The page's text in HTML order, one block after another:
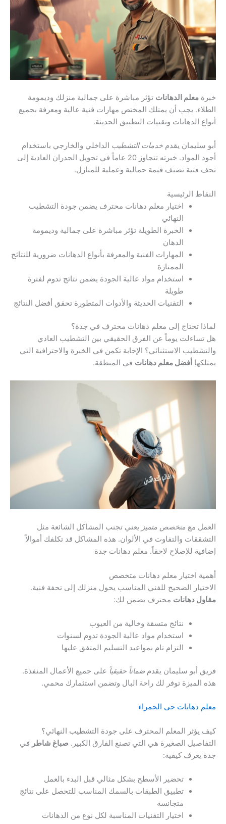
خبرة معلم الدهانات تؤثر مباشرة على جمالية منزلك وديمومة
الطلاء. يجب أن يمتلك المختص مهارات فنية عالية ومعرفة بجميع
أنواع الدهانات وتقنيات التطبيق الحديثة.
أبو سليمان يقدم خدمات التشطيب الداخلي والخارجي باستخدام
أجود المواد. خبرته تتجاوز 20 عاماً في تحويل الجدران العادية إلى
تحف فنية تضيف قيمة جمالية وعملية للمنازل.
النقاط الرئيسية
اختيار معلم دهانات محترف يضمن جودة التشطيب
النهائي
الخبرة الطويلة تؤثر مباشرة على جمالية وديمومة
الدهان
المهارات الفنية والمعرفة بأنواع الدهانات ضرورية للنتائج
الممتازة
استخدام مواد عالية الجودة يضمن نتائج تدوم لفترة
طويلة
التقنيات الحديثة والأدوات المتطورة تحقق أفضل النتائج
لماذا تحتاج إلى معلم دهانات محترف في جدة؟
هل تساءلت يوماً عن الفرق الحقيقي بين التشطيب العادي
والتشطيب الاستثنائي؟ الإجابة تكمن في الخبرة والاحترافية التي
يمتلكها أفضل معلم دهانات في المنطقة.
العمل مع متخصص متميز يعني تجنب المشاكل الشائعة مثل
التشققات والتفاوت في الألوان. هذه المشاكل قد تكلفك أموالاً
إضافية للإصلاح لاحقاً. معلم دهانات جدة
أهمية اختيار معلم دهانات متخصص
الاختيار الصحيح للفني المناسب يحول منزلك إلى تحفة فنية.
مقاول دهانات محترف يضمن لك:
نتائج متسقة وخالية من العيوب
استخدام مواد عالية الجودة تدوم لسنوات
التزام تام بمواعيد التسليم المتفق عليها
فريق أبو سليمان يقدم ضماناً حقيقياً على جميع الأعمال المنفذة.
هذه الميزة توفر لك راحة البال وتضمن استثمارك محمي.
معلم دهانات حى الحمراء
كيف يؤثر المعلم المحترف على جودة التشطيب النهائي؟
التفاصيل الصغيرة هي التي تصنع الفارق الكبير. صباغ شاطر في
جدة يعرف كيفية:
تحضير الأسطح بشكل مثالي قبل البدء بالعمل
تطبيق الطبقات بالسمك المناسب للتحصل على نتائج
متجانسة
اختيار التقنيات المناسبة لكل نوع من الدهانات